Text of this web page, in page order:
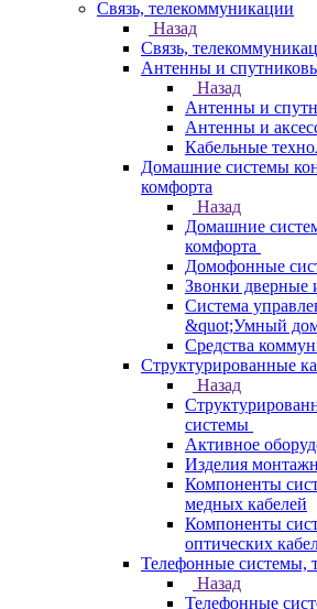
Связь, телекоммуникации
Назад
Связь,
Антенны и
Назад
Антенны и
Антенны и
Кабельные
Домашние системы
комфорта
Назад
Домашние
комфорта
Домофонные
Звонки дверные
Система
&quot;Умный
Средства
Структурированные
Назад
системы
Активное
Изделия
Компоненты
медных кабелей
Компоненты
оптических
Телефонные системы,
Назад
Телефонные